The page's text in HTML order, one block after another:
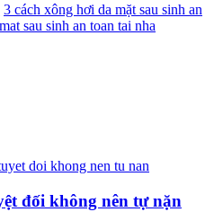
3 cách xông hơi da mặt sau sinh an
sau sinh an toan tai nha
đối không nên tự nặn